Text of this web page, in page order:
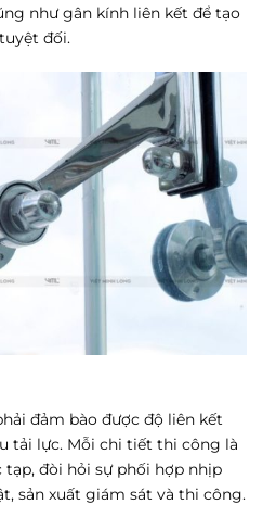
như gân kính liên kết để tạo
đối.
đảm bào được độ liên kết
tải lực. Mỗi chi tiết thi công là
đòi hỏi sự phối hợp nhịp
sản xuất giám sát và thi công.